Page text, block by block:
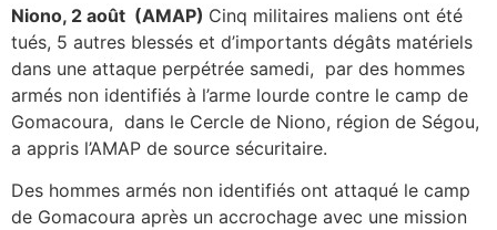
Niono, 2 août (AMAP) Cinq militaires maliens ont été
tués, 5 autres blessés et d’importants dégâts matériels
dans une attaque perpétrée samedi, par des hommes
armés non identifiés à l’arme lourde contre le camp de
Gomacoura, dans le Cercle de Niono, région de Ségou,
a appris l’AMAP de source sécuritaire.
Des hommes armés non identifiés ont attaqué le camp
de Gomacoura après un accrochage avec une mission